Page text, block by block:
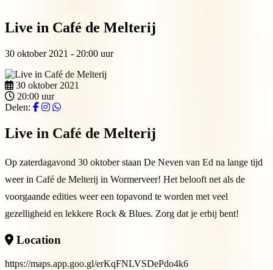
Live in Café de Melterij
30 oktober 2021 - 20:00 uur
30 oktober 2021
20:00 uur
Delen:
Live in Café de Melterij
Op zaterdagavond 30 oktober staan De Neven van Ed na lange tijd
weer in Café de Melterij in Wormerveer! Het belooft net als de
voorgaande edities weer een topavond te worden met veel
gezelligheid en lekkere Rock & Blues. Zorg dat je erbij bent!
Location
https://maps.app.goo.gl/erKqFNLVSDePdo4k6